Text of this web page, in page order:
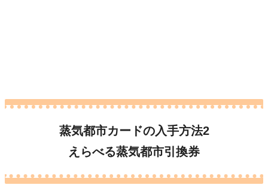
蒸気都市カードの入手方法2
えらべる蒸気都市引換券